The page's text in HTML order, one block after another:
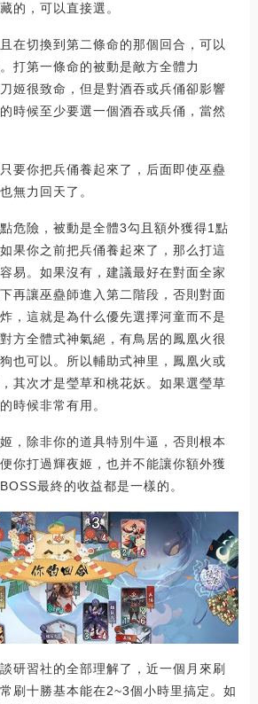
的，可以直接選。
在切換到第二條命的那個回合，可以
打第一條命的被動是敵方全體力
姬很致命，但是對酒吞或兵俑卻影響
時候至少要選一個酒吞或兵俑，當然
要你把兵俑養起來了，后面即使巫蠱
無力回天了。
危險，被動是全體3勾且額外獲得1點
果你之前把兵俑養起來了，那么打這
易。如果沒有，建議最好在對面全家
再讓巫蠱師進入第二階段，否則對面
，這就是為什么優先選擇河童而不是
方全體式神氣絕，有鳥居的鳳凰火很
也可以。所以輔助式神里，鳳凰火或
其次才是瑩草和桃花妖。如果選瑩草
時候非常有用。
，除非你的道具特別牛逼，否則根本
你打過輝夜姬，也并不能讓你額外獲
最終的收益都是一樣的。
研習社的全部理解了，近一個月來刷
刷十勝基本能在2~3個小時里搞定。如